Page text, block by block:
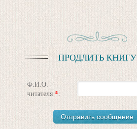
ПРОДЛИТЬ КНИГУ
Ф.И.О.
читателя *: